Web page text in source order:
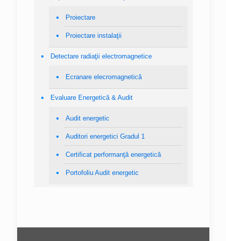
Proiectare
Proiectare instalaţii
Detectare radiaţii electromagnetice
Ecranare elecromagnetică
Evaluare Energetică & Audit
Audit energetic
Auditori energetici Gradul 1
Certificat performanţă energetică
Portofoliu Audit energetic